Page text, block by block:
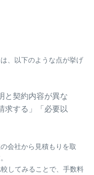
、以下のような点が挙げ
と契約内容が異な
求する」「必要以
会社から見積もりを取
してみることで、手数料